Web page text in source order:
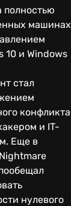
полностью
машинах
10 и Windows
стал
конфликта
и IT-
Еще в
нулевого